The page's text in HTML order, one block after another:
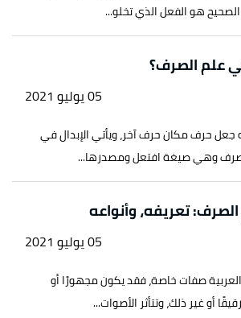
هو الفعل الذي تخلو...
علم الصرف؟
05 يوليو 2021
جعل حرف مكان حرف آخر، ويأتي الإبدال في
وهي صيغة افتعل ومصدرها...
تعريفه، وأنواعه
05 يوليو 2021
صفات خاصة، فقد يكون مجهورًا أو
أو غير ذلك، وتتأثر الأصوات...